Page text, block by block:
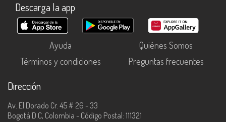
Descarga la app
Ayuda
Quiénes Somos
Términos y condiciones
Preguntas frecuentes
Dirección
Av. El Dorado Cr. 45 # 26 - 33
Bogotá D.C, Colombia - Código Postal: 111321